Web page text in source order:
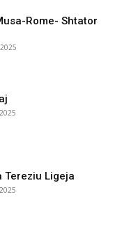
Rome- Shtator
Tereziu Ligeja